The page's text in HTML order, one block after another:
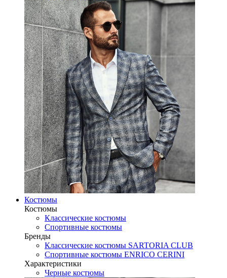
Костюмы
Костюмы
Классические костюмы
Спортивные костюмы
Бренды
Классические костюмы SARTORIA CLUB
Спортивные костюмы ENRICO CERINI
Характеристики
Черные костюмы